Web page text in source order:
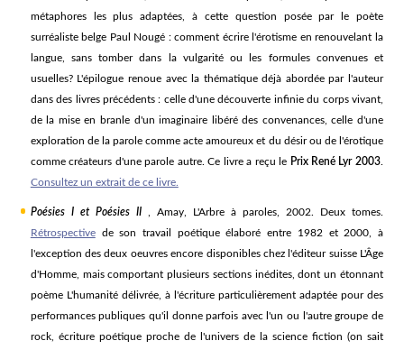
métaphores les plus adaptées, à cette question posée par le poète
surréaliste belge Paul Nougé : comment écrire l'érotisme en renouvelant la
langue, sans tomber dans la vulgarité ou les formules convenues et
usuelles? L'épilogue renoue avec la thématique déjà abordée par l'auteur
dans des livres précédents : celle d'une découverte infinie du corps vivant,
de la mise en branle d'un imaginaire libéré des convenances, celle d'une
exploration de la parole comme acte amoureux et du désir ou de l'érotique
comme créateurs d'une parole autre. Ce livre a reçu le Prix René Lyr 2003.
Consultez un extrait de ce livre.
Poésies I et Poésies II, Amay, L'Arbre à paroles, 2002. Deux tomes.
Rétrospectivede son travail poétique élaboré entre 1982 et 2000, à
l'exception des deux oeuvres encore disponibles chez l'éditeur suisse L'Âge
d'Homme, mais comportant plusieurs sections inédites, dont un étonnant
poème L'humanité délivrée, à l'écriture particulièrement adaptée pour des
performances publiques qu'il donne parfois avec l'un ou l'autre groupe de
rock, écriture poétique proche de l'univers de la science fiction (on sait